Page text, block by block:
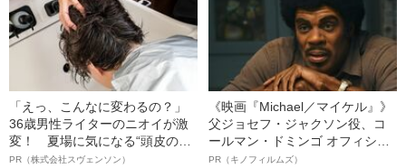
「えっ、こんなに変わるの？」
36歳男性ライターのニオイが激
変！ 夏場に気になる“頭皮のニ
オイ”や“ベタつき”を解消す
PR（株式会社スヴェンソン）
《映画『Michael／マイケル』》
父ジョセフ・ジャクソン役、コ
ールマン・ドミンゴ オフィシャ
ルインタビュー“観客を魅了した
PR（キノフィルムズ）